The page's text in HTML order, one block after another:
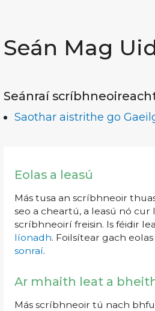
Seán Mag
Seánraí
Saothar aistrithe go
Eolas a leasú
Más tusa an scríbhneoir
seo a cheartú, a leasú nó
scríbhneoirí freisin. Is féidir
líonadh. Foilsítear gach
sonraí.
Ar mhaith leat a
Más scríbhneoir tú nach